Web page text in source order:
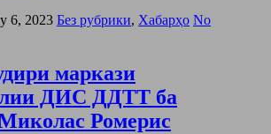
6, 2023 Без рубрики, Хабарҳо No
маркази
ДИС ДДТТ ба
Ромерис